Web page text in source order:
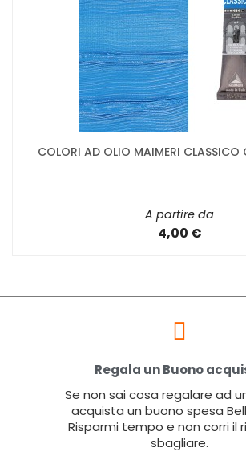
COLORI AD OLIO MAIMERI CLASSICO
A partire da
4,00 €
Regala un Buono
Se non sai cosa regalare ad
acquista un buono spesa
Risparmi tempo e non corri il
sbagliare.